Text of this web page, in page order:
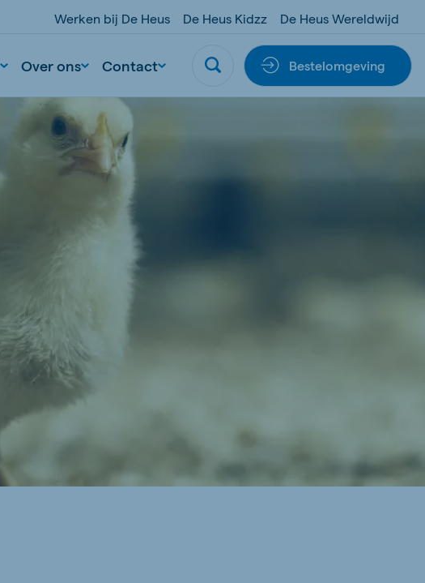
Werken bij De Heus De Heus Kidzz De Heus Wereldwijd
Over ons Contact Bestelomgeving